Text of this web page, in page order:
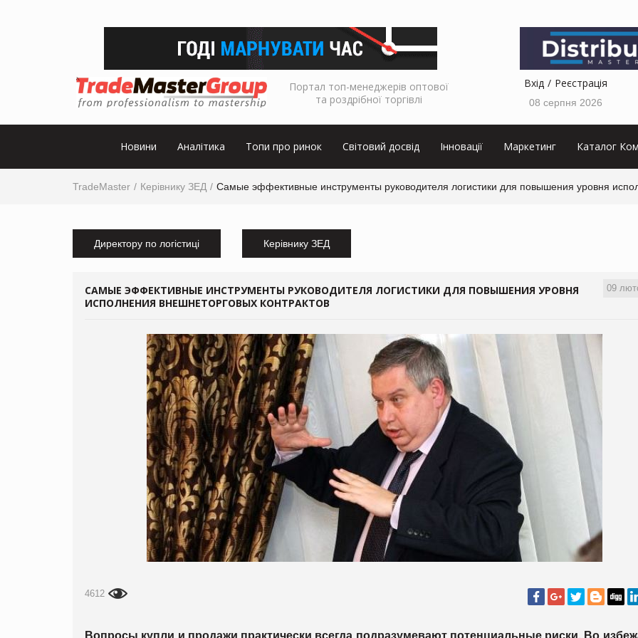
Портал топ-менеджерів оптової
та роздрібної торгівлі
Вхід Реєстрація
08 серпня 2026
Новини Аналітика Топи про ринок Світовий досвід Інновації Маркетинг Каталог
TradeMaster Керівнику ЗЕД Самые эффективные инструменты руководителя логистики для повышения уровня
Директору по логістиці Керівнику ЗЕД
09
САМЫЕ ЭФФЕКТИВНЫЕ ИНСТРУМЕНТЫ РУКОВОДИТЕЛЯ ЛОГИСТИКИ ДЛЯ ПОВЫШЕНИЯ УРОВНЯ
ИСПОЛНЕНИЯ ВНЕШНЕТОРГОВЫХ КОНТРАКТОВ
4612
Вопросы купли и продажи практически всегда подразумевают потенциальные риски. Во